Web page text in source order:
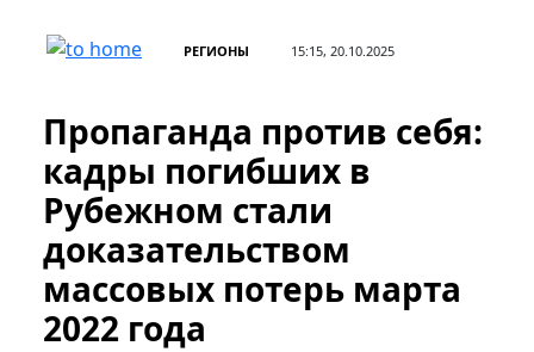
РЕГИОНЫ 15:15, 20.10.2025
Пропаганда против себя:
кадры погибших в
Рубежном стали
доказательством
массовых потерь марта
2022 года